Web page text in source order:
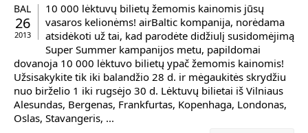
BAL
26
2013
10 000 lėktuvų bilietų žemomis kainomis jūsų
vasaros kelionėms! airBaltic kompanija, norėdama
atsidėkoti už tai, kad parodėte didžiulį susidomėjimą
Super Summer kampanijos metu, papildomai
dovanoja 10 000 lėktuvo bilietų ypač žemomis kainomis!
Užsisakykite tik iki balandžio 28 d. ir mėgaukitės skrydžiu
nuo birželio 1 iki rugsėjo 30 d. Lėktuvų bilietai iš Vilniaus
Alesundas, Bergenas, Frankfurtas, Kopenhaga, Londonas,
Oslas, Stavangeris, ...